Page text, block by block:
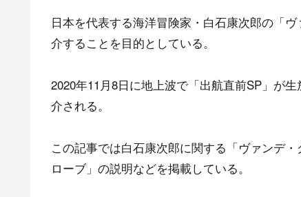
日本を代表する海洋冒険家・白石康次郎の「
介することを目的としている。
2020年11月8日に地上波で「出航直前SP」が
介される。
この記事では白石康次郎に関する「ヴァンデ
ローブ」の説明などを掲載している。